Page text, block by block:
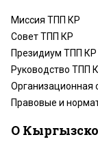
Миссия ТПП КР
Совет ТПП КР
Президиум ТПП КР
Руководство ТПП
Организационная
Правовые и
О